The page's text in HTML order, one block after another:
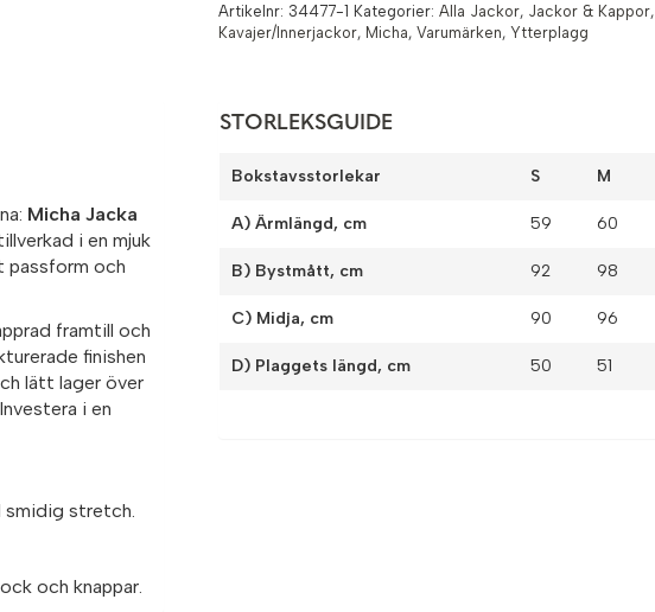
Artikelnr: 34477-1 Kategorier:Alla Jackor, Jackor & Kappor,
Kavajer/Innerjackor, Micha,Varumärken,Ytterplagg
Micha Jacka
i en mjuk
passform och
framtill och
finishen
lätt lager över
i en
smidig stretch.
och knappar.
STORLEKSGUIDE
Bokstavsstorlekar S M
A) Ärmlängd, cm 59 60
B) Bystmått, cm 92 98
C) Midja, cm 90 96
D) Plaggets längd, cm 50 51